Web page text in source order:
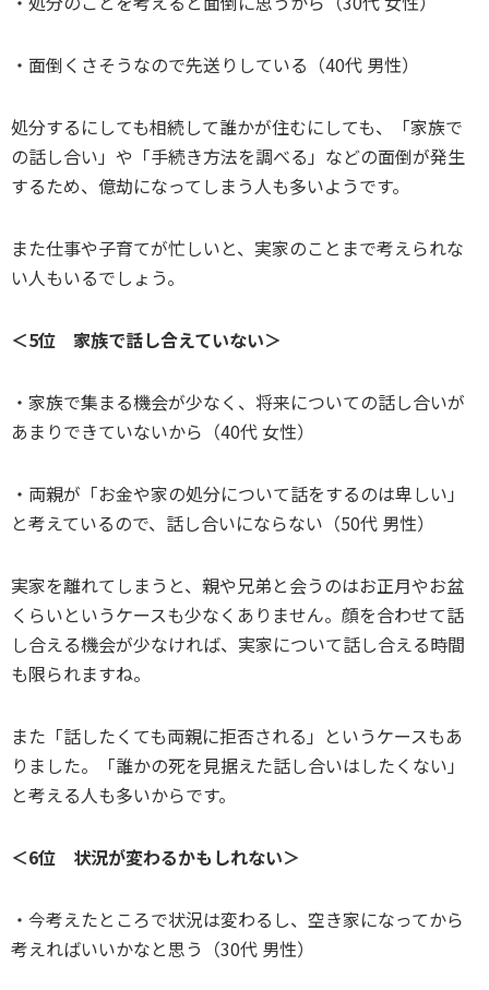
・面倒くさそうなので先送りしている（40代 男性）
処分するにしても相続して誰かが住むにしても、「家族で
の話し合い」や「手続き方法を調べる」などの面倒が発生
するため、億劫になってしまう人も多いようです。
また仕事や子育てが忙しいと、実家のことまで考えられな
い人もいるでしょう。
＜5位 家族で話し合えていない＞
・家族で集まる機会が少なく、将来についての話し合いが
あまりできていないから（40代 女性）
・両親が「お金や家の処分について話をするのは卑しい」
と考えているので、話し合いにならない（50代 男性）
実家を離れてしまうと、親や兄弟と会うのはお正月やお盆
くらいというケースも少なくありません。顔を合わせて話
し合える機会が少なければ、実家について話し合える時間
も限られますね。
また「話したくても両親に拒否される」というケースもあ
りました。「誰かの死を見据えた話し合いはしたくない」
と考える人も多いからです。
＜6位 状況が変わるかもしれない＞
・今考えたところで状況は変わるし、空き家になってから
考えればいいかなと思う（30代 男性）